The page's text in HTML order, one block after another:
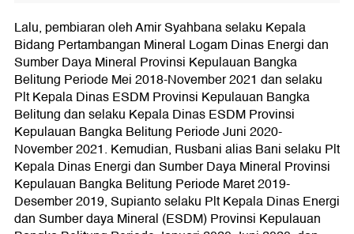
Lalu, pembiaran oleh Amir Syahbana selaku Kepala
Bidang Pertambangan Mineral Logam Dinas Energi dan
Sumber Daya Mineral Provinsi Kepulauan Bangka
Belitung Periode Mei 2018-November 2021 dan selaku
Plt Kepala Dinas ESDM Provinsi Kepulauan Bangka
Belitung dan selaku Kepala Dinas ESDM Provinsi
Kepulauan Bangka Belitung Periode Juni 2020-
November 2021. Kemudian, Rusbani alias Bani selaku Plt
Kepala Dinas Energi dan Sumber Daya Mineral Provinsi
Kepulauan Bangka Belitung Periode Maret 2019-
Desember 2019, Supianto selaku Plt Kepala Dinas Energi
dan Sumber daya Mineral (ESDM) Provinsi Kepulauan